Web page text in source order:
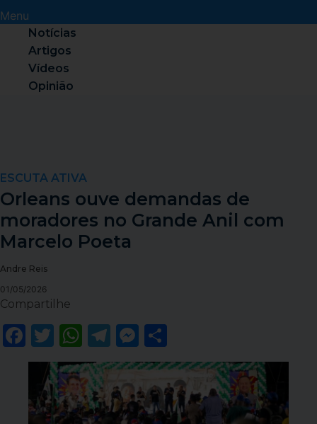
Menu
Notícias
Artigos
Vídeos
Opinião
ESCUTA ATIVA
Orleans ouve demandas de
moradores no Grande Anil com
Marcelo Poeta
Andre Reis
01/05/2026
Compartilhe
Facebook
Twitter
WhatsApp
Telegram
Messenger